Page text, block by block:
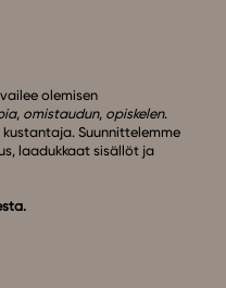
olemisen
, omistaudun, opiskelen.
Suunnittelemme
laadukkaat sisällöt ja